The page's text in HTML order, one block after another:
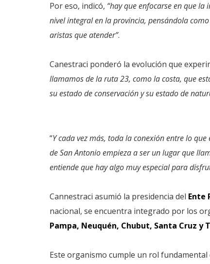
Por eso, indicó, “hay que enfocarse en que
nivel integral en la provincia, pensándola
aristas que atender”.
Canestraci ponderó la evolución que
llamamos de la ruta 23, como la costa, que
su estado de conservación y su estado de
“Y cada vez más, toda la conexión entre lo
de San Antonio empieza a ser un lugar que
entiende que hay algo muy especial para
Cannestraci asumió la presidencia del Ente
nacional, se encuentra integrado por los
Pampa, Neuquén, Chubut, Santa Cruz
Este organismo cumple un rol